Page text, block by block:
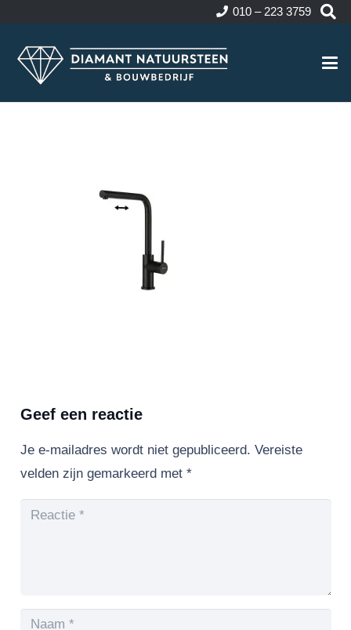
010 – 223 3759
Geef een reactie
Je e-mailadres wordt niet gepubliceerd. Vereiste
velden zijn gemarkeerd met *